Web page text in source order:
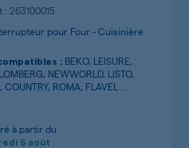
263100015
pour Four - Cuisinière
: BEKO, LEISURE,
NEWWORLD, LISTO,
ROMA, FLAVEL ...
à partir du
5 août